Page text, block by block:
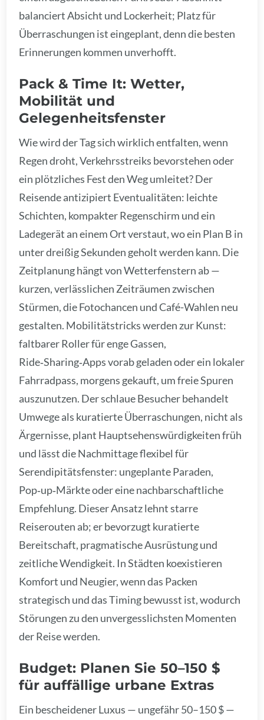
balanciert Absicht und Lockerheit; Platz für
Überraschungen ist eingeplant, denn die besten
Erinnerungen kommen unverhofft.
Pack & Time It: Wetter,
Mobilität und
Gelegenheitsfenster
Wie wird der Tag sich wirklich entfalten, wenn
Regen droht, Verkehrsstreiks bevorstehen oder
ein plötzliches Fest den Weg umleitet? Der
Reisende antizipiert Eventualitäten: leichte
Schichten, kompakter Regenschirm und ein
Ladegerät an einem Ort verstaut, wo ein Plan B in
unter dreißig Sekunden geholt werden kann. Die
Zeitplanung hängt von Wetterfenstern ab —
kurzen, verlässlichen Zeiträumen zwischen
Stürmen, die Fotochancen und Café-Wahlen neu
gestalten. Mobilitätstricks werden zur Kunst:
faltbarer Roller für enge Gassen,
Ride‑Sharing‑Apps vorab geladen oder ein lokaler
Fahrradpass, morgens gekauft, um freie Spuren
auszunutzen. Der schlaue Besucher behandelt
Umwege als kuratierte Überraschungen, nicht als
Ärgernisse, plant Hauptsehenswürdigkeiten früh
und lässt die Nachmittage flexibel für
Serendipitätsfenster: ungeplante Paraden,
Pop‑up‑Märkte oder eine nachbarschaftliche
Empfehlung. Dieser Ansatz lehnt starre
Reiserouten ab; er bevorzugt kuratierte
Bereitschaft, pragmatische Ausrüstung und
zeitliche Wendigkeit. In Städten koexistieren
Komfort und Neugier, wenn das Packen
strategisch und das Timing bewusst ist, wodurch
Störungen zu den unvergesslichsten Momenten
der Reise werden.
Budget: Planen Sie 50–150 $
für auffällige urbane Extras
Ein bescheidener Luxus — ungefähr 50–150 $ —